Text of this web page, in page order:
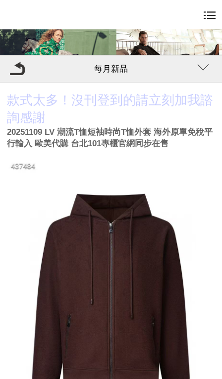
每月新品
款式太多！沒刊登到的請立刻加我諮
詢感謝
20251109 LV 潮流T恤短袖時尚T恤外套 海外原單免稅平
行輸入 歐美代購 台北101專櫃官網同步在售